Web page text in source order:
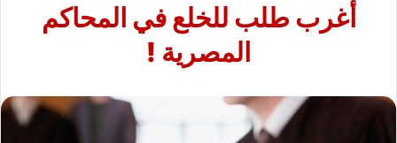
أغرب طلب للخلع في المحاكم
المصرية !